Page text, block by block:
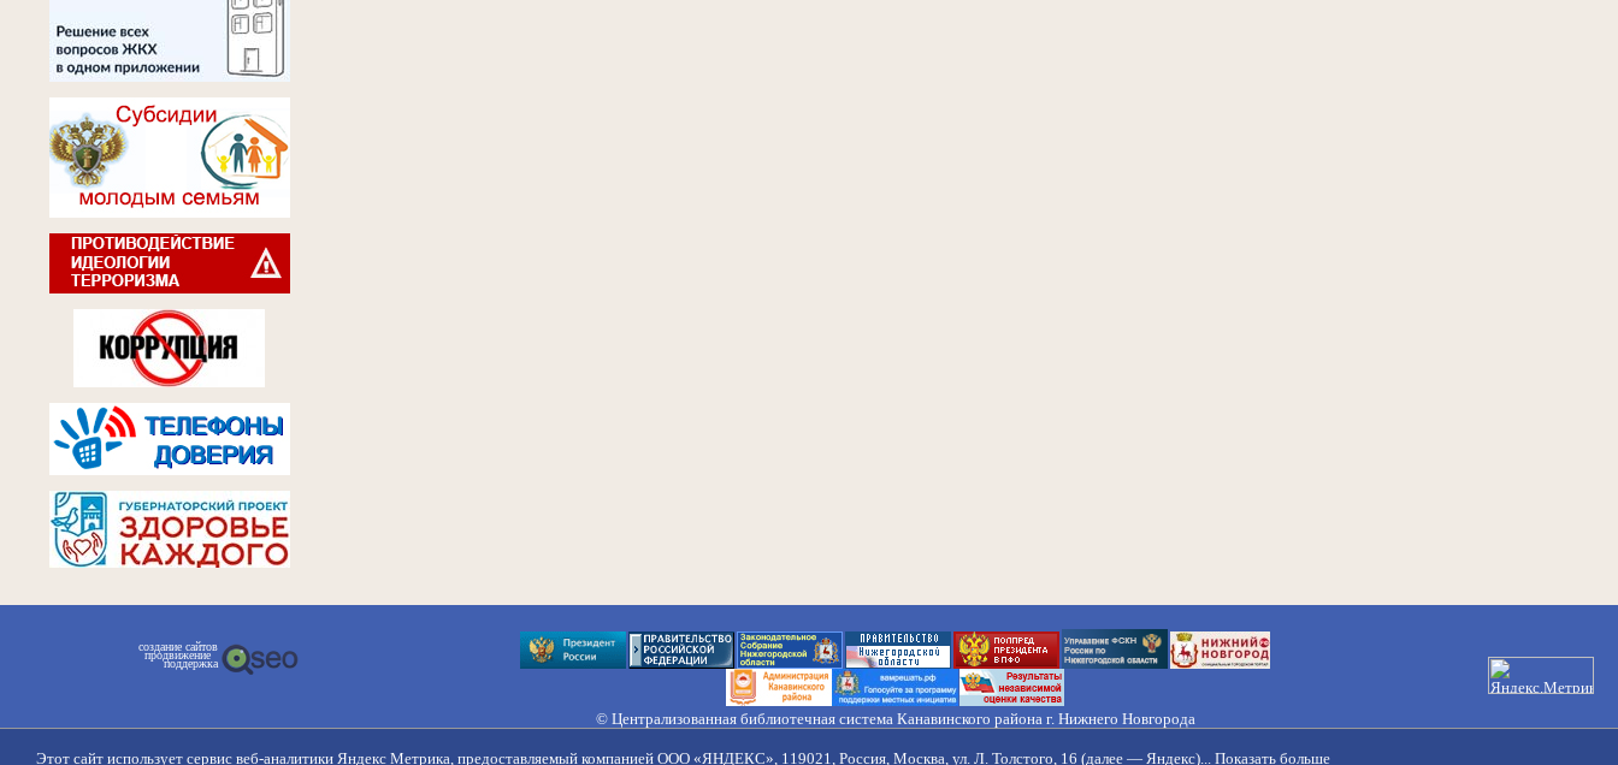
создание сайтов
продвижение
поддержка
© Централизованная библиотечная система Канавинского района г. Нижнего Новгорода
Правила обработки персональных данных
Этот сайт использует сервис веб-аналитики Яндекс Метрика, предоставляемый компанией ООО «ЯНДЕКС», 119021, Россия, Москва, ул. Л. Толстого, 16 (далее — Яндекс)... Показать больше